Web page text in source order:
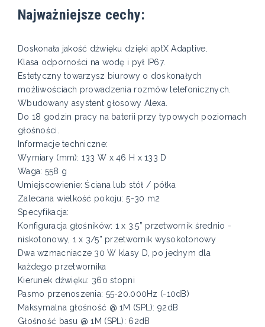
Najważniejsze cechy:
Doskonała jakość dźwięku dzięki aptX Adaptive.
Klasa odporności na wodę i pył IP67.
Estetyczny towarzysz biurowy o doskonałych
możliwościach prowadzenia rozmów telefonicznych.
Wbudowany asystent głosowy Alexa.
Do 18 godzin pracy na baterii przy typowych poziomach
głośności.
Informacje techniczne:
Wymiary (mm): 133 W x 46 H x 133 D
Waga: 558 g
Umiejscowienie: Ściana lub stół / półka
Zalecana wielkość pokoju: 5-30 m2
Specyfikacja:
Konfiguracja głośników: 1 x 3.5” przetwornik średnio -
niskotonowy, 1 x 3/5” przetwornik wysokotonowy
Dwa wzmacniacze 30 W klasy D, po jednym dla
każdego przetwornika
Kierunek dźwięku: 360 stopni
Pasmo przenoszenia: 55-20.000Hz (-10dB)
Maksymalna głośność @ 1M (SPL): 92dB
Głośność basu @ 1M (SPL): 62dB